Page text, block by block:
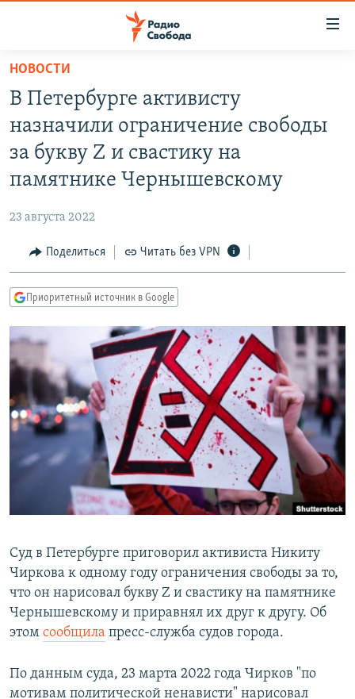
упрощенного
доступа
основному
содержанию
навигации
Вернутся
ПРОГРАММЫ
ПОДКАСТЫ
АВТОРСКИЕ ПРОЕКТЫ
ЦИТАТЫ СВОБОДЫ
КУЛЬТУРА
IDEL.РЕАЛИИ
КАВКАЗ.РЕАЛИИ
СИБИРЬ.РЕАЛИИ
РАСПИСАНИЕ ВЕЩАНИЯ
ПОДПИШИТЕСЬ НА РАССЫЛКУ
СОЦИАЛЬНЫЕ СЕТИ
Все сайты РСЕ/РС
НОВОСТИ
В Петербурге активисту
назначили ограничение свободы
за букву Z и свастику на
памятнике Чернышевскому
23 августа 2022
Поделиться Читать без VPN
Приоритетный источник в Google
Суд в Петербурге приговорил активиста Никиту
Чиркова к одному году ограничения свободы за то,
что он нарисовал букву Z и свастику на памятнике
Чернышевскому и приравнял их друг к другу. Об
этом сообщила пресс-служба судов города.
По данным суда, 23 марта 2022 года Чирков "по
мотивам политической ненависти" нарисовал